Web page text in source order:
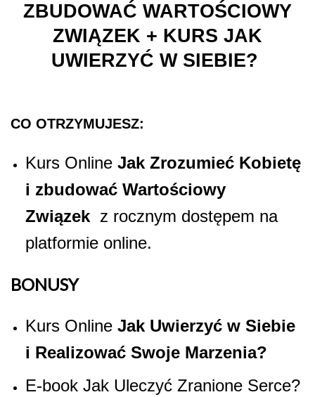
ZBUDOWAĆ WARTOŚCIOWY
ZWIĄZEK + KURS JAK
UWIERZYĆ W SIEBIE?
CO OTRZYMUJESZ:
Kurs Online Jak Zrozumieć Kobietę
i zbudować Wartościowy
Związek z rocznym dostępem na
platformie online.
BONUSY
Kurs Online Jak Uwierzyć w Siebie
i Realizować Swoje Marzenia?
E-book Jak Uleczyć Zranione Serce?